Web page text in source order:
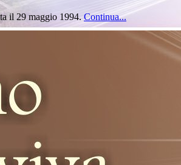
il 29 maggio 1994.Continua...